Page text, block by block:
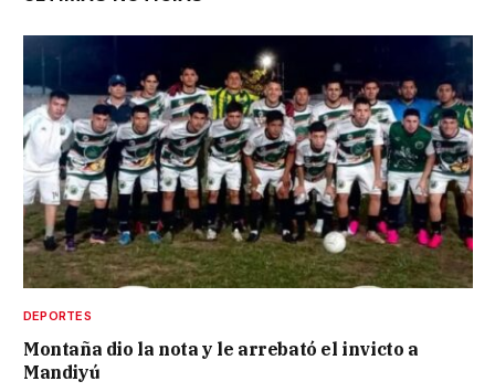
DEPORTES
Montaña dio la nota y le arrebató el invicto a
Mandiyú